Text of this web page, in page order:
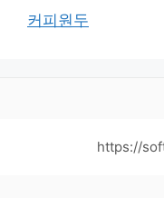
커피원두
https://